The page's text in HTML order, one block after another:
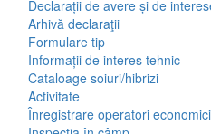
Declarații de avere și de
Arhivă declaraţii
Formulare tip
Informații de interes tehnic
Cataloage soiuri/hibrizi
Activitate
Înregistrare operatori economici